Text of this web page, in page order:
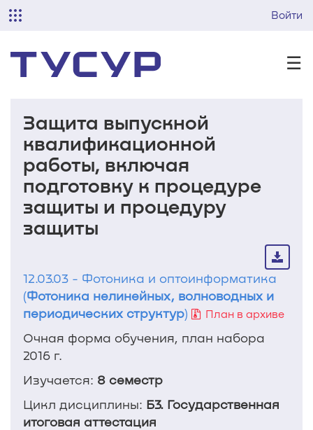
Войти
☰
Защита выпускной
квалификационной
работы, включая
подготовку к процедуре
защиты и процедуру
защиты
12.03.03 - Фотоника и оптоинформатика
(Фотоника нелинейных, волноводных и
периодических структур) План в архиве
Очная форма обучения, план набора
2016 г.
Изучается: 8 семестр
Цикл дисциплины: Б3. Государственная
итоговая аттестация